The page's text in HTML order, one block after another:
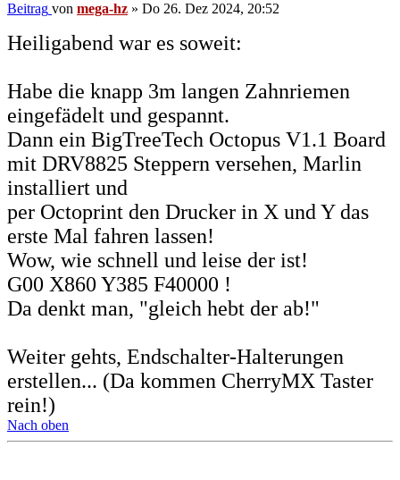
Beitrag von mega-hz » Do 26. Dez 2024, 20:52
Heiligabend war es soweit:
Habe die knapp 3m langen Zahnriemen
eingefädelt und gespannt.
Dann ein BigTreeTech Octopus V1.1 Board
mit DRV8825 Steppern versehen, Marlin
installiert und
per Octoprint den Drucker in X und Y das
erste Mal fahren lassen!
Wow, wie schnell und leise der ist!
G00 X860 Y385 F40000 !
Da denkt man, "gleich hebt der ab!"
Weiter gehts, Endschalter-Halterungen
erstellen... (Da kommen CherryMX Taster
rein!)
Nach oben